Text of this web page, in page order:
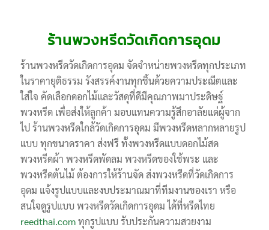
ร้านพวงหรีดวัดเกิดการอุดม
ร้านพวงหรีดวัดเกิดการอุดม จัดจำหน่ายพวงหรีดทุกประเภท
ในราคายุติธรรม รังสรรค์งานทุกชิ้นด้วยความประณีตและ
ใส่ใจ คัดเลือกดอกไม้และวัสดุที่ดีมีคุณภาพมาประดิษฐ์
พวงหรีด เพื่อส่งให้ลูกค้า มอบแทนความรู้สึกอาลัยแด่ผู้จาก
ไป ร้านพวงหรีดใกล้วัดเกิดการอุดม มีพวงหรีดหลากหลายรูป
แบบ ทุกขนาดราคา ส่งฟรี ทั้งพวงหรีดแบบดอกไม้สด
พวงหรีดผ้า พวงหรีดพัดลม พวงหรีดของใช้พระ และ
พวงหรีดต้นไม้ ต้องการให้ร้านจัด ส่งพวงหรีดที่วัดเกิดการ
อุดม แจ้งรูปแบบและงบประมาณมาที่ทีมงานของเรา หรือ
สนใจดูรูปแบบ พวงหรีดวัดเกิดการอุดม ได้ที่หรีดไทย
reedthai.comทุกรูปแบบ รับประกันความสวยงาม